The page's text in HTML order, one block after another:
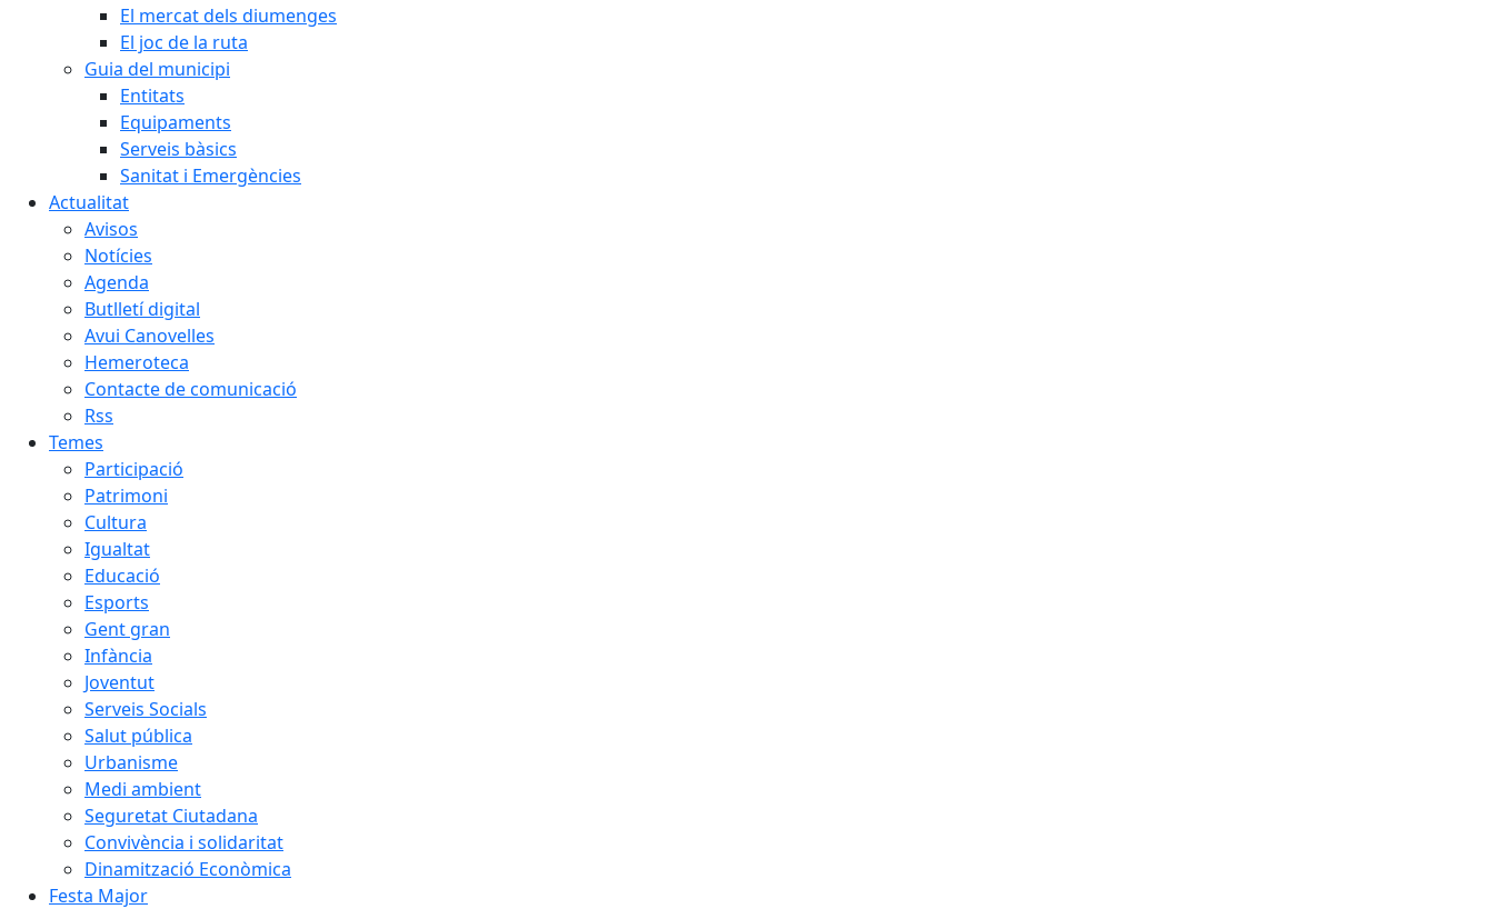
El mercat dels diumenges
El joc de la ruta
Guia del municipi
Entitats
Equipaments
Serveis bàsics
Sanitat i Emergències
Actualitat
Avisos
Notícies
Agenda
Butlletí digital
Avui Canovelles
Hemeroteca
Contacte de comunicació
Rss
Temes
Participació
Patrimoni
Cultura
Igualtat
Educació
Esports
Gent gran
Infància
Joventut
Serveis Socials
Salut pública
Urbanisme
Medi ambient
Seguretat Ciutadana
Convivència i solidaritat
Dinamització Econòmica
Festa Major